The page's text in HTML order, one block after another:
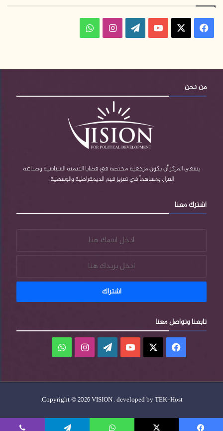
فيسبوك ‫YouTube
‫WordPress
انستقرامواتساب
من نحن
يسعى المركز أن يكون مرجعية مختصة في قضايا التنمية السياسية وصناعة
القرار، ومساهماً في تعزيز قيم الديمقراطية والوسطية.
اشترك معنا
تابعنا وتواصل معنا
فيسبوك ‫YouTube
‫WordPress
انستقرامواتساب
Copyright © 2026 VISION . developed byTEK-Host
.